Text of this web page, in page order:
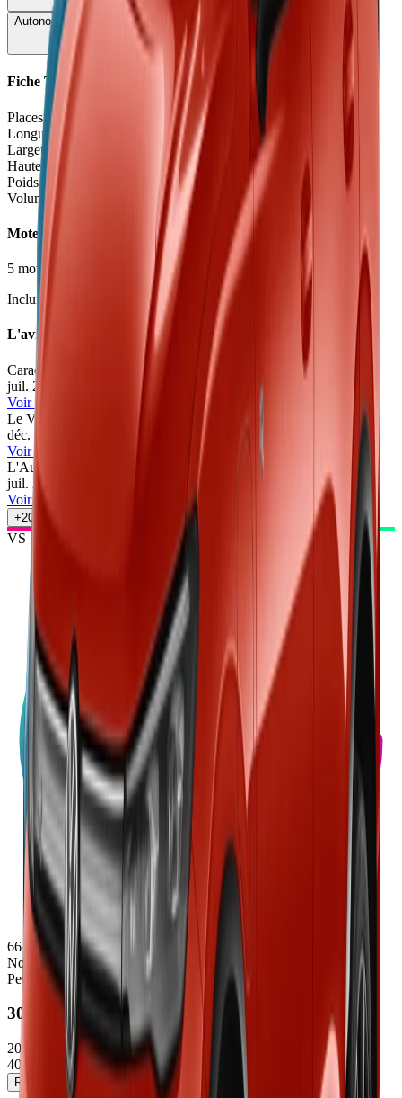
Autonomie & Recharge62
Fiche Technique
Places5 places
Longueur4.54
Largeur
1.90 - 1.93
Hauteur
1.64
Poids à vide
Volume coffre
Moteurs et Finitions
5 motorisation finition s
Inclure Malus 2026
L'avis des experts
Caradisiac
juil. 2026
Olivier Pagès
Voir l'article
Le Vendeur Automobiles
déc. 2025
Le Vendeur Automobiles
Voir l'article
L'Auto-Journal
juil. 2025
Voir l'article
+20
VS
66
Note
Peugeot
3008
2025/2026
40000 - 46500 €
Réserver un essai Voir la fiche détaillée →